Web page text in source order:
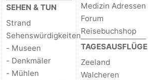
SEHEN & TUN
Strand
Sehenswürdigkeiten
- Museen
- Denkmäler
- Mühlen
Medizin Adressen
Forum
Reisebuchshop
TAGESAUSFLÜGE
Zeeland
Walcheren